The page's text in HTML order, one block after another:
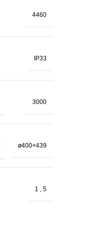
4460
IP33
3000
ø400×439
1 , 5